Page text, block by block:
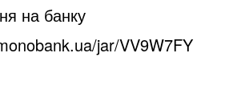
на банку
jar/VV9W7FY